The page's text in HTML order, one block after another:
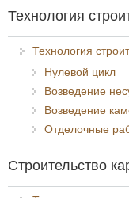
Технология
Технология
Нулевой цикл
Возведение
Возведение
Отделочные
Строительство